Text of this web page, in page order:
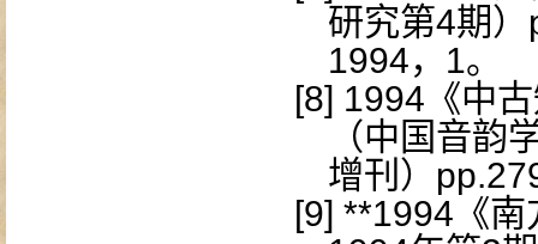
研究第4期）
1994， 1。
[8] 1994 《中
（中国音韵
增刊）
[9] **1994 《